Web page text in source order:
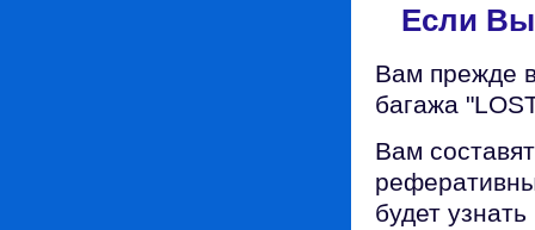
Если Вы
Вам прежде
багажа
Вам
будет